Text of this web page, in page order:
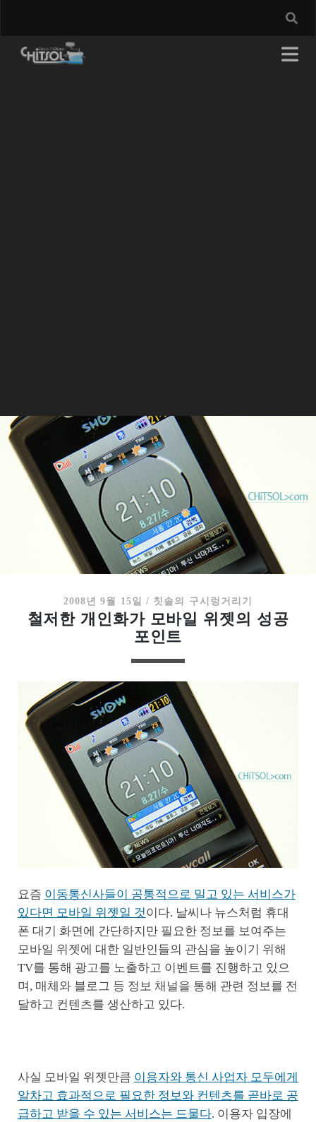
2008년 9월 15일 / 칫솔의 구시렁거리기
철저한 개인화가 모바일 위젯의 성공
포인트
요즘 이동통신사들이 공통적으로 밀고 있는 서비스가
있다면 모바일 위젯일 것이다. 날씨나 뉴스처럼 휴대
폰 대기 화면에 간단하지만 필요한 정보를 보여주는
모바일 위젯에 대한 일반인들의 관심을 높이기 위해
TV를 통해 광고를 노출하고 이벤트를 진행하고 있으
며, 매체와 블로그 등 정보 채널을 통해 관련 정보를 전
달하고 컨텐츠를 생산하고 있다.
사실 모바일 위젯만큼 이용자와 통신 사업자 모두에게
알차고 효과적으로 필요한 정보와 컨텐츠를 곧바로 공
급하고 받을 수 있는 서비스는 드물다. 이용자 입장에